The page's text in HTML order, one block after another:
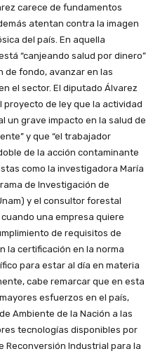
carece de fundamentos
atentan contra la imagen
del país. En aquella
“canjeando salud por dinero”
de fondo, avanzar en las
el sector. El diputado Álvarez
de ley que la actividad
un grave impacto en la salud de
y que “el trabajador
de la acción contaminante
como la investigadora María
de Investigación de
y el consultor forestal
una empresa quiere
de requisitos de
la certificación en la norma
para estar al día en materia
cabe remarcar que en esta
esfuerzos en el país,
Ambiente de la Nación a las
tecnologías disponibles por
Reconversión Industrial para la